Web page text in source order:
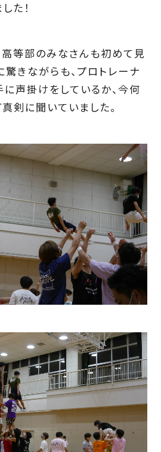
た！
等部のみなさんも初めて見
きながらも、プロトレーナ
声掛けをしているか、今何
剣に聞いていました。